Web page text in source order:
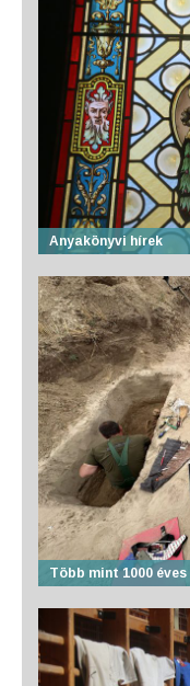
Anyakönyvi hírek
Több mint 1000